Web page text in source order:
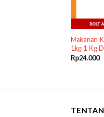
Makanan
1kg 1 Kg
Rp24.000